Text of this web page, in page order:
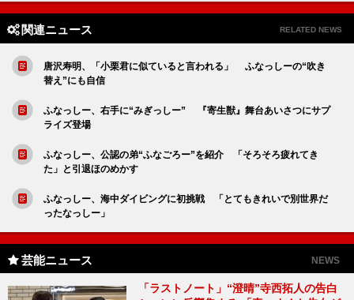
関連ニュース RELATED NEWS
唐沢寿明、「小栗君に似ていると言われる」 ふなっしーの“吹き
替え”にも自信
ふなっしー、右手に“みぎっしー” 『寄生獣』舞台あいさつにサプ
ライズ登場
ふなっしー、公認の弟“ふなごろー”を紹介 「そろそろ疲れてき
た」と引退ほのめかす
ふなっしー、海中ダイビングに初挑戦 「とてもきれいで別世界だ
ったなっしー」
芸能ニュース NEWS
「ラストノート」“澄晴”寺西拓人の告白